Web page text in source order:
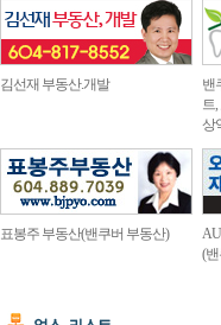
김선재 부동산.개발
밴
트
상
표봉주 부동산(밴쿠버 부동산)
(